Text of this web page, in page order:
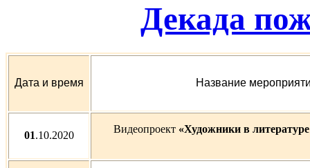
Декада
Дата и время Название
01.10.2020
Видеопроект «Художники в